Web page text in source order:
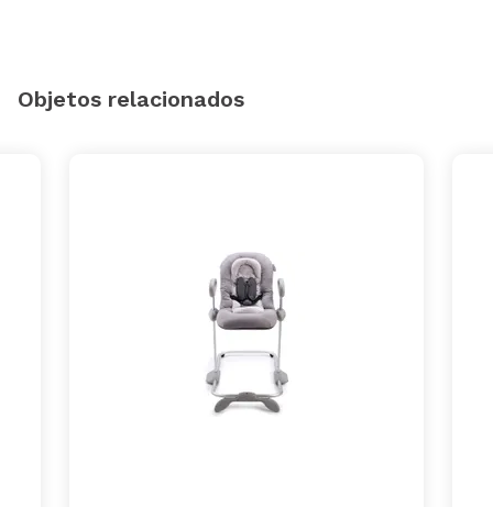
Objetos relacionados